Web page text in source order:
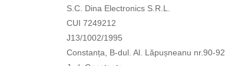
S.C. Dina Electronics S.R.L.
CUI 7249212
J13/1002/1995
Constanța, B-dul. Al. Lăpușneanu nr.90-92,